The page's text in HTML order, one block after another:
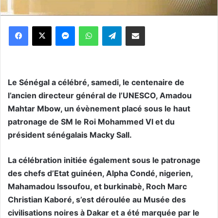
WhatsApp Telegram
Le Sénégal a célébré, samedi, le centenaire de
l’ancien directeur général de l’UNESCO, Amadou
Mahtar Mbow, un évènement placé sous le haut
patronage de SM le Roi Mohammed VI et du
président sénégalais Macky Sall.
La célébration initiée également sous le patronage
des chefs d’Etat guinéen, Alpha Condé, nigerien,
Mahamadou Issoufou, et burkinabè, Roch Marc
Christian Kaboré, s’est déroulée au Musée des
civilisations noires à Dakar et a été marquée par le